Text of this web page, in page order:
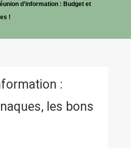
d’information : Budget et
!
:
les bons